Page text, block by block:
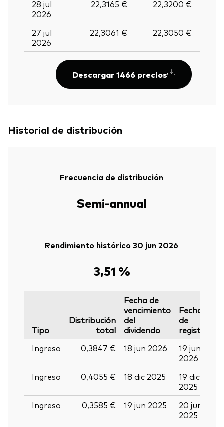
28 jul
2026
22,3165 € 22,3200 €
27 jul
2026
22,3061 € 22,3050 €
Descargar 1466 precios
Historial de distribución
Frecuencia de distribución
Semi-annual
Rendimiento histórico 30 jun 2026
3,51 %
Tipo
Distribución
total
Fecha de
vencimiento
del
dividendo
Fecha
de
registro
Ingreso
0,3847 € 18 jun 2026
19 jun
2026
Ingreso
0,4055 € 18 dic 2025
19 dic
2025
Ingreso
0,3585 € 19 jun 2025
20 jun
2025